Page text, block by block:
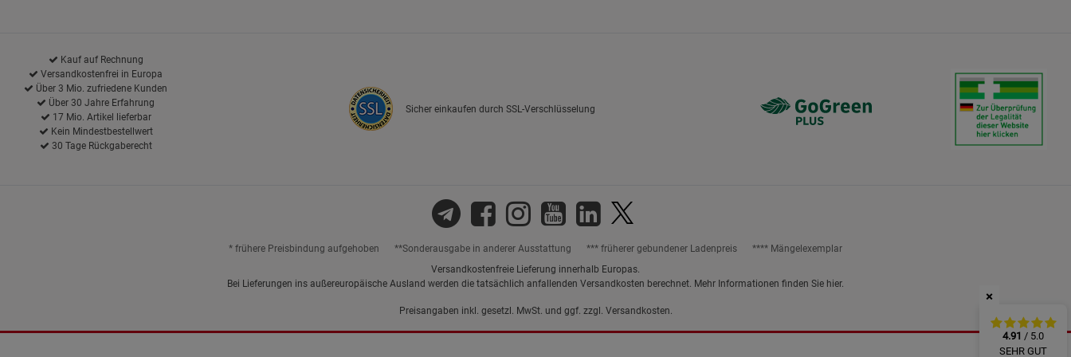
×
4.91 / 5.0
SEHR GUT
Kauf auf Rechnung
Versandkostenfrei in Europa
Über 3 Mio. zufriedene Kunden
Über 30 Jahre Erfahrung
17 Mio. Artikel lieferbar
Kein Mindestbestellwert
30 Tage Rückgaberecht
Sicher einkaufen durch SSL-Verschlüsselung
* frühere Preisbindung aufgehoben **Sonderausgabe in anderer Ausstattung *** früherer gebundener Ladenpreis
**** Mängelexemplar
Versandkostenfreie Lieferung innerhalb Europas.
Bei Lieferungen ins außereuropäische Ausland werden die tatsächlich anfallenden Versandkosten berechnet. Mehr Informationen finden Sie hier.
Preisangaben inkl. gesetzl. MwSt. und ggf. zzgl. Versandkosten.